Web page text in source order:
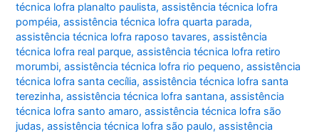
técnica lofra planalto paulista,assistência técnica lofra
pompéia,assistência técnica lofra quarta parada,
assistência técnica lofra raposo tavares,assistência
técnica lofra real parque,assistência técnica lofra retiro
morumbi,assistência técnica lofra rio pequeno,assistência
técnica lofra santa cecília,assistência técnica lofra santa
terezinha,assistência técnica lofra santana,assistência
técnica lofra santo amaro,assistência técnica lofra são
judas,assistência técnica lofra são paulo,assistência